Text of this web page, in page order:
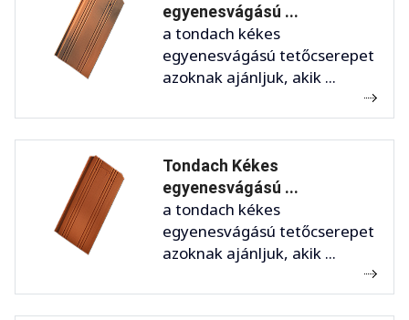
egyenesvágású ...
a tondach kékes
egyenesvágású tetőcserepet
azoknak ajánljuk, akik ...
Tondach Kékes
egyenesvágású ...
a tondach kékes
egyenesvágású tetőcserepet
azoknak ajánljuk, akik ...